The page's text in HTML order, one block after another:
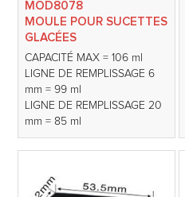
MOD8078
MOULE POUR SUCETTES
GLACÉES
CAPACITÉ MAX = 106 ml
LIGNE DE REMPLISSAGE 6
mm = 99 ml
LIGNE DE REMPLISSAGE 20
mm = 85 ml